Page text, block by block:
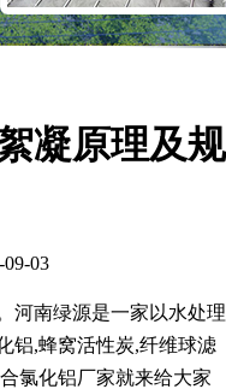
凝原理及规
03
河南绿源是一家以水处理
铝,蜂窝活性炭,纤维球滤
氯化铝厂家就来给大家